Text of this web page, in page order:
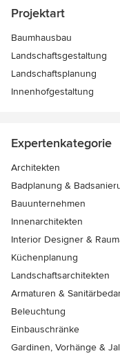
Projektart
Baumhausbau
Landschaftsgestaltung
Landschaftsplanung
Innenhofgestaltung
Expertenkategorie
Architekten
Badplanung &
Bauunternehmen
Innenarchitekten
Interior Designer &
Küchenplanung
Landschaftsarchitekten
Armaturen &
Beleuchtung
Einbauschränke
Gardinen, Vorhänge &